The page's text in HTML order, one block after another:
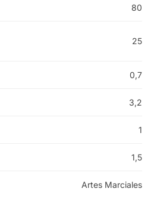
80
25
0,7
3,2
1
1,5
Artes Marciales